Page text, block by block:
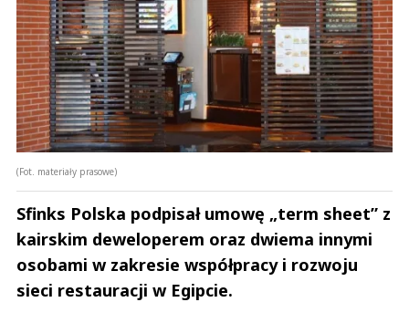
(Fot. materiały prasowe)
Sfinks Polska podpisał umowę „term sheet” z
kairskim deweloperem oraz dwiema innymi
osobami w zakresie współpracy i rozwoju
sieci restauracji w Egipcie.